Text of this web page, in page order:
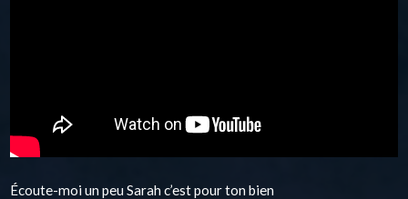
Écoute-moi un peu Sarah c’est pour ton bien